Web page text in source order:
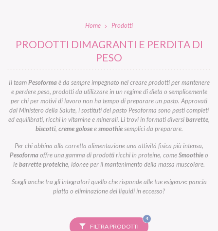
Home Prodotti
PRODOTTI DIMAGRANTI E PERDITA DI
PESO
Il teamPesoformaè da sempre impegnato nel creare prodotti per mantenere
e perdere peso, prodotti da utilizzare in un regime di dieta o semplicemente
per chi per motivi di lavoro non ha tempo di preparare un pasto. Approvati
dal Ministero della Salute, i sostituti del pasto Pesoforma sono pasti completi
ed equilibrati, ricchi in vitamine e minerali. Li trovi in formati diversibarrette,
biscotti, creme goloseesmoothiesemplici da preparare.
Per chi abbina alla corretta alimentazione una attività fisica più intensa,
Pesoformaoffre una gamma di prodotti ricchi in proteine, comeSmoothieo
lebarrette proteiche, idonee per il mantenimento della massa muscolare.
Scegli anche tra gli integratori quello che risponde alle tue esigenze: pancia
piatta o eliminazione dei liquidi in eccesso?
FILTRA PRODOTTI
4FILTRI
SELEZIONATI